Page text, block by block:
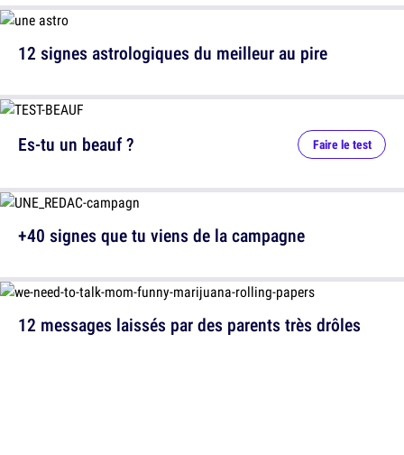
12 signes astrologiques du meilleur au pire
12 messages laissés par des parents très drôles
Es-tu un beauf ? Faire le test
+40 signes que tu viens de la campagne